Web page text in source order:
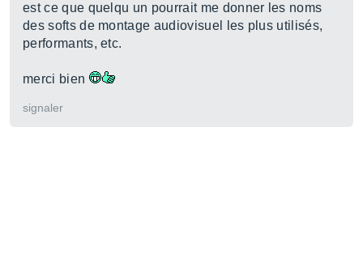
est ce que quelqu un pourrait me donner les noms
des softs de montage audiovisuel les plus utilisés,
performants, etc.
merci bien
signaler